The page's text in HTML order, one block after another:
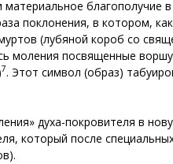
благополучие
поклонения, в котором,
(лубяной короб со
моления посвященные
7. Этот символ (образ)
духа-покровителя в
который после